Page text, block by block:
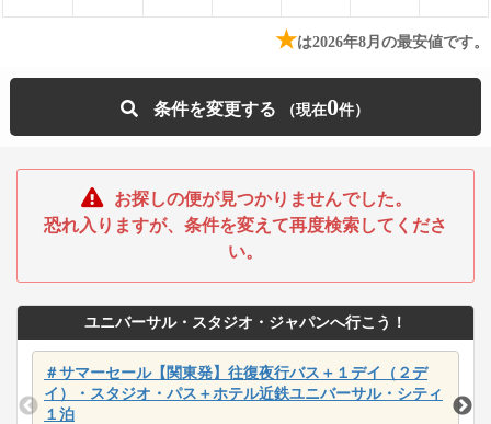
★は2026年8月の最安値です。
条件を変更する 0
お探しの便が見つかりませんでした。
恐れ入りますが、条件を変えて再度検索してくださ
い。
ユニバーサル・スタジオ・ジャパンへ行こう！
＃サマーセール【関東発】往復夜行バス＋１デイ（２デ
イ）・スタジオ・パス＋ホテル近鉄ユニバーサル・シティ
１泊